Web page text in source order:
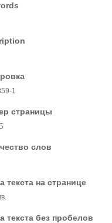
1
страницы
слов
текста на странице
текста без пробелов